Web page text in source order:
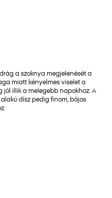
a szoknya megjelenését a
miatt kényelmes viselet a
illik a melegebb napokhoz. A
dísz pedig finom, bájos